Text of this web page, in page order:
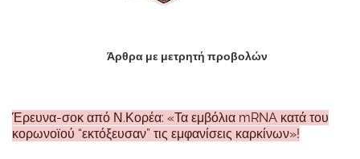
Άρθρα με μετρητή προβολών
Έρευνα-σοκ από Ν.Κορέα: «Τα εμβόλια mRNA κατά του
κορωνοϊού “εκτόξευσαν” τις εμφανίσεις καρκίνων»!